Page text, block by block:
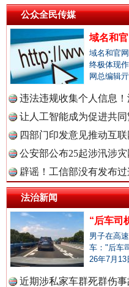
中国
中国
中国
中国
中
一枚“钉子”竟然扎
雄关漫道展
公众全民传媒
域名和
域名和官
终极体现
网总编辑
违法违规收集个人信息！
让人工智能成为促进共
四部门印发意见推动互
公安部公布25起涉汛涉
辟谣！工信部没有发布过
法治新闻
“后车司
男子在高
车："后车
26年7月13
近期涉私家车群死群伤